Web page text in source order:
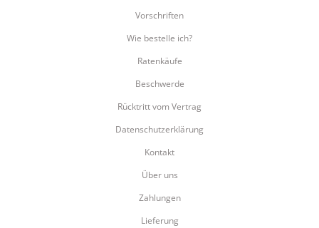
Vorschriften
Wie bestelle ich?
Ratenkäufe
Beschwerde
Rücktritt vom Vertrag
Datenschutzerklärung
Kontakt
Über uns
Zahlungen
Lieferung